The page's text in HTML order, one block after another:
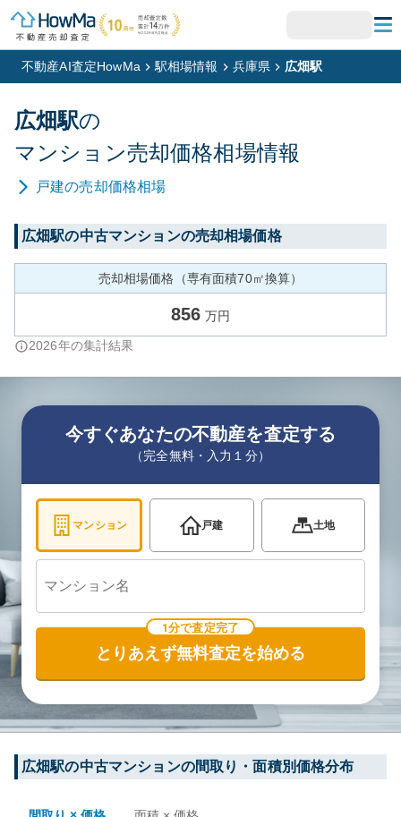
不動産AI査定HowMa 駅相場情報 兵庫県 広畑駅
広畑駅の
マンション売却価格相場情報
戸建の売却価格相場
広畑駅の中古マンションの売却相場価格
売却相場価格（専有面積70㎡換算）
856 万円
2026年の集計結果
今すぐあなたの不動産を査定する
（完全無料・入力１分）
マンション 戸建 土地
1分で査定完了
とりあえず無料査定を始める
広畑駅の中古マンションの間取り・面積別価格分布